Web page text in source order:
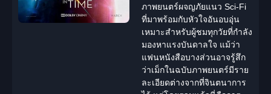
ภาพยนตร์ผจญภัยแนว Sci-Fi
ที่มาพร้อมกับหัวใจอันอบอุ่น
เหมาะสำหรับผู้ชมทุกวัยที่กำลัง
มองหาแรงบันดาลใจ แม้ว่า
แฟนหนังสือบางส่วนอาจรู้สึก
ว่าเม็กในฉบับภาพยนตร์มีราย
ละเอียดต่างจากที่จินตนาการ